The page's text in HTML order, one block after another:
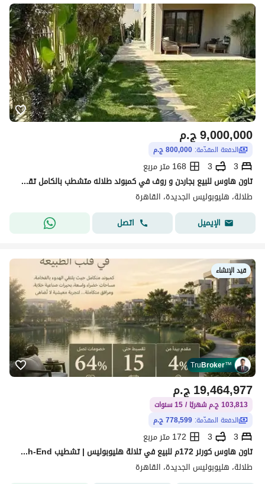
ج.م9,000,000
الدفعة المقدّمة: 800,000 ج.م
3
3
168 متر مربع
تاون هاوس للبيع بجاردن و روف في كمبوند طلاله متشطب بالكامل تقسيط على 15 سنه بدون فوايد بمقدم 800,000 بجوار سوديك و مدينتي
طلالة، هليوبوليس الجديدة، القاهرة
الإيميل
اتصل
قيد الإنشاء
TruBroker™
ج.م19,464,977
103,813 ج.م شهريًا / 15 سنوات
الدفعة المقدّمة: 778,599 ج.م
3
3
172 متر مربع
تاون هاوس كورنر 172م للبيع في تلالة هليوبوليس | تشطيب Luxury High-End | فيو مباشر على اللاجون | أمام مدينتي وسوديك إيست
طلالة، هليوبوليس الجديدة، القاهرة